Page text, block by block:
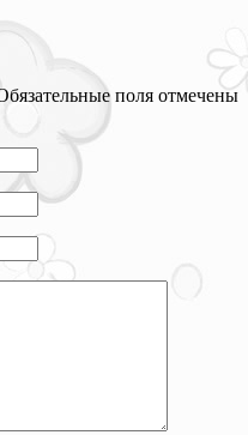
поля отмечены